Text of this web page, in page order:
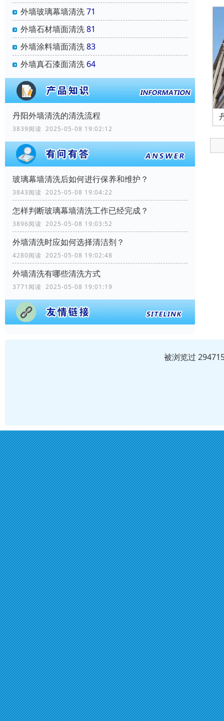
外墙玻璃幕墙清洗71
外墙石材墙面清洗81
外墙涂料墙面清洗83
外墙真石漆面清洗 64
丹阳外墙清洗的清洗流程
3839阅读 2025-05-08 19:02:12
玻璃幕墙清洗后如何进行保养和维护？
3843阅读 2025-05-08 19:04:22
怎样判断玻璃幕墙清洗工作已经完成？
3896阅读 2025-05-08 19:03:52
外墙清洗时应如何选择清洁剂？
4280阅读 2025-05-08 19:02:48
外墙清洗有哪些清洗方式
3771阅读 2025-05-08 19:01:19
被浏览过